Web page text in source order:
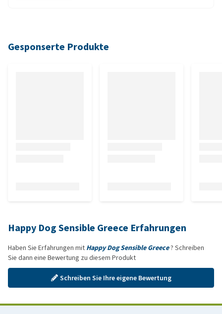
Gesponserte Produkte
Happy Dog Sensible Greece Erfahrungen
Haben Sie Erfahrungen mit Happy Dog Sensible Greece? Schreiben
Sie dann eine Bewertung zu diesem Produkt
Schreiben Sie Ihre eigene Bewertung